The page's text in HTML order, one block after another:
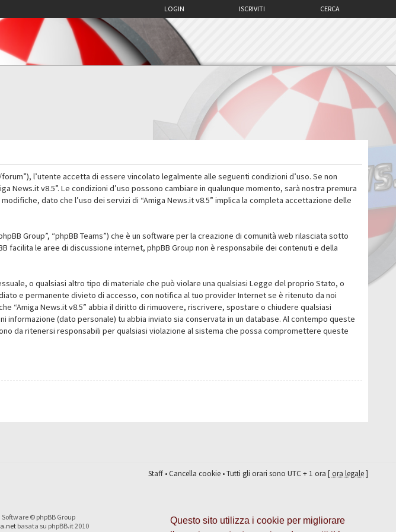
Questo sito utilizza i cookie per migliorare
CERCA
ISCRIVITI
LOGIN
l’utente accetta di essere vincolato legalmente alle seguenti condizioni d’uso. Se non
v8.5”. Le condizioni d’uso possono cambiare in qualunque momento, sarà nostra premura
dato che l’uso dei servizi di “Amiga News.it v8.5” implica la completa accettazione delle
Group”, “phpBB Teams”) che è un software per la creazione di comunità web rilasciata sotto
facilita le aree di discussione internet, phpBB Group non è responsabile dei contenuti e della
o qualsiasi altro tipo di materiale che può violare una qualsiasi Legge del proprio Stato, o
e permanente divieto di accesso, con notifica al tuo provider Internet se è ritenuto da noi
“Amiga News.it v8.5” abbia il diritto di rimuovere, riscrivere, spostare o chiudere qualsiasi
(dato personale) tu abbia inviato sia conservata in un database. Al contempo queste
da ritenersi responsabili per qualsiasi violazione al sistema che possa compromettere queste
Staff•Cancella cookie• Tutti gli orari sono UTC + 1 ora [ora legale]
© phpBB Group
basata su phpBB.it 2010